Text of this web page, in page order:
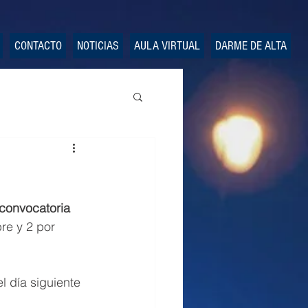
CONTACTO NOTICIAS AULA VIRTUAL DARME DE ALTA
y 2 por
día siguiente